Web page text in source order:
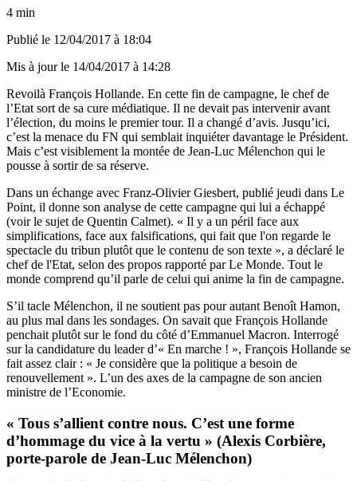
4 min
Publié le 12/04/2017 à 18:04
Mis à jour le 14/04/2017 à 14:28
Revoilà François Hollande. En cette fin de campagne, le chef de
l’Etat sort de sa cure médiatique. Il ne devait pas intervenir avant
l’élection, du moins le premier tour. Il a changé d’avis. Jusqu’ici,
c’est la menace du FN qui semblait inquiéter davantage le Président.
Mais c’est visiblement la montée de Jean-Luc Mélenchon qui le
pousse à sortir de sa réserve.
Dans un échange avec Franz-Olivier Giesbert, publié jeudi dans Le
Point, il donne son analyse de cette campagne qui lui a échappé
(voir le sujet de Quentin Calmet). « Il y a un péril face aux
simplifications, face aux falsifications, qui fait que l'on regarde le
spectacle du tribun plutôt que le contenu de son texte », a déclaré le
chef de l'Etat, selon des propos rapporté parLe Monde. Tout le
monde comprend qu’il parle de celui qui anime la fin de campagne.
S’il tacle Mélenchon, il ne soutient pas pour autant Benoît Hamon,
au plus mal dans les sondages. On savait que François Hollande
penchait plutôt sur le fond du côté d’Emmanuel Macron. Interrogé
sur la candidature du leader d’« En marche ! », François Hollande se
fait assez clair : « Je considère que la politique a besoin de
renouvellement ». L’un des axes de la campagne de son ancien
ministre de l’Economie.
« Tous s’allient contre nous. C’est une forme
d’hommage du vice à la vertu » (Alexis Corbière,
porte-parole de Jean-Luc Mélenchon)